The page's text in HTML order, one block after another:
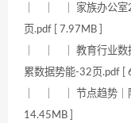
｜ ｜ ｜ 家族办公室
页.pdf [ 7.97MB ]
｜ ｜ ｜ 教育行业数
累数据势能-32页.pdf [
｜ ｜ ｜ 节点趋势｜
14.45MB ]